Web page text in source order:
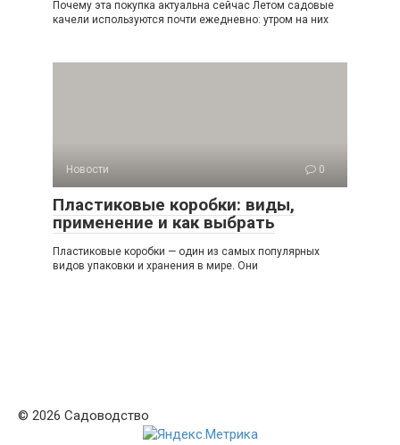
Почему эта покупка актуальна сейчас Летом садовые
качели используются почти ежедневно: утром на них
Новости 0
Пластиковые коробки: виды,
применение и как выбрать
Пластиковые коробки — один из самых популярных
видов упаковки и хранения в мире. Они
© 2026 Садоводство